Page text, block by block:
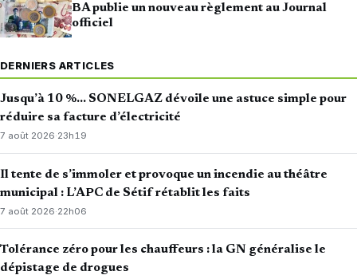
BA publie un nouveau règlement au Journal
officiel
DERNIERS ARTICLES
Jusqu’à 10 %… SONELGAZ dévoile une astuce simple pour
réduire sa facture d’électricité
7 août 2026·23h19
Il tente de s’immoler et provoque un incendie au théâtre
municipal : L’APC de Sétif rétablit les faits
7 août 2026·22h06
Tolérance zéro pour les chauffeurs : la GN généralise le
dépistage de drogues